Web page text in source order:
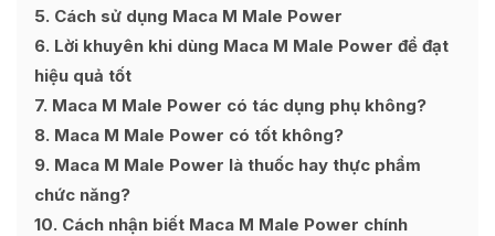
5 Cách sử dụng Maca M Male Power
6 Lời khuyên khi dùng Maca M Male Power để đạt
hiệu quả tốt
7 Maca M Male Power có tác dụng phụ không?
8 Maca M Male Power có tốt không?
9 Maca M Male Power là thuốc hay thực phẩm
chức năng?
10 Cách nhận biết Maca M Male Power chính